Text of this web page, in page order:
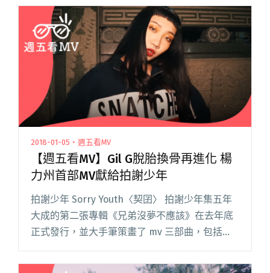
演奏及拍攝單曲 MV，阿信表示，渣泥對音樂創作
閱讀全文 "【週五看MV】五月天阿信與渣泥合作
新曲〈隱形的紀念〉"
2018-01-05・週五看MV
【週五看MV】Gil G脫胎換骨再進化 楊
力州首部MV獻給拍謝少年
拍謝少年 Sorry Youth〈契囝〉 拍謝少年集五年
大成的第二張專輯《兄弟沒夢不應該》在去年底
正式發行，並大手筆策畫了 mv 三部曲，包括
由同樣的時空背景，交織出三則不同的生命故